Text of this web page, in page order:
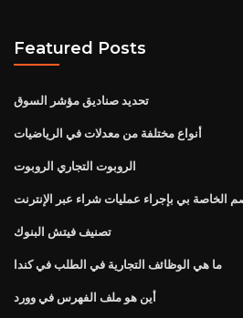
Featured Posts
تحديد صناديق مؤشر السوق
أنواع مختلفة من معدلات في الرياضيات
الروبوت التجاري الروبوت
الخاصة بي بإجراء عمليات شراء عبر الإنترنت
تصنيف فيتش البنوك
ما هي الوظائف التجارية في الطلب في كندا
أين هو ملف الفهرس في وورد